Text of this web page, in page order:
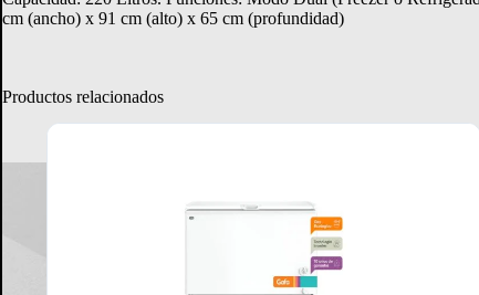
cm (ancho) x 91 cm (alto) x 65 cm (profundidad)
Productos relacionados